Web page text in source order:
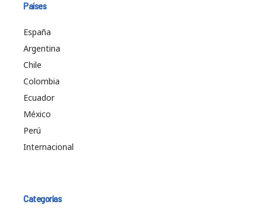
Países
España
Argentina
Chile
Colombia
Ecuador
México
Perú
Internacional
Categorías